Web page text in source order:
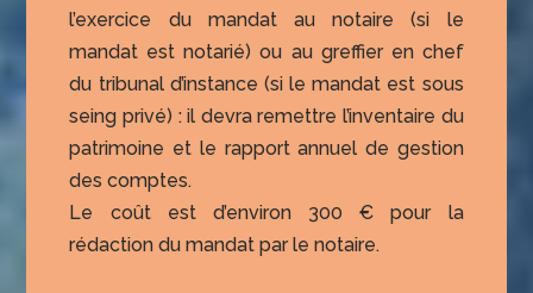
l’exercice du mandat au notaire (si le
mandat est notarié) ou au greffier en chef
du tribunal d’instance (si le mandat est sous
seing privé) : il devra remettre l’inventaire du
patrimoine et le rapport annuel de gestion
des comptes.
Le coût est d’environ 300 € pour la
rédaction du mandat par le notaire.